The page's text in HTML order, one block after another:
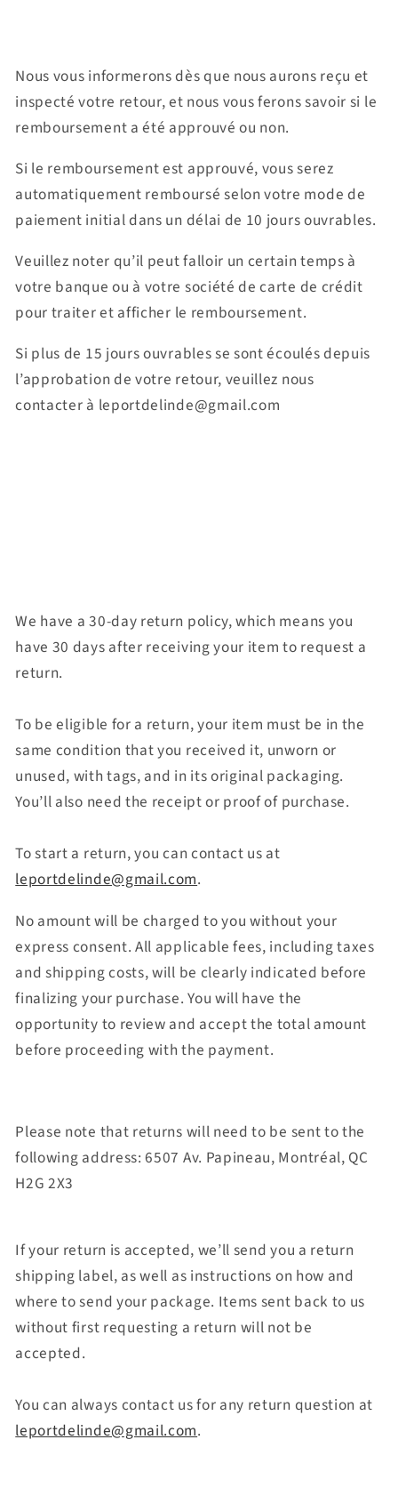
Nous vous informerons dès que nous aurons reçu et
inspecté votre retour, et nous vous ferons savoir si le
remboursement a été approuvé ou non.
Si le remboursement est approuvé, vous serez
automatiquement remboursé selon votre mode de
paiement initial dans un délai de 10 jours ouvrables.
Veuillez noter qu’il peut falloir un certain temps à
votre banque ou à votre société de carte de crédit
pour traiter et afficher le remboursement.
Si plus de 15 jours ouvrables se sont écoulés depuis
l’approbation de votre retour, veuillez nous
contacter à leportdelinde@gmail.com
We have a 30-day return policy, which means you
have 30 days after receiving your item to request a
return.
To be eligible for a return, your item must be in the
same condition that you received it, unworn or
unused, with tags, and in its original packaging.
You’ll also need the receipt or proof of purchase.
To start a return, you can contact us at
leportdelinde@gmail.com.
No amount will be charged to you without your
express consent. All applicable fees, including taxes
and shipping costs, will be clearly indicated before
finalizing your purchase. You will have the
opportunity to review and accept the total amount
before proceeding with the payment.
Please note that returns will need to be sent to the
following address:6507 Av. Papineau, Montréal, QC
H2G 2X3
If your return is accepted, we’ll send you a return
shipping label, as well as instructions on how and
where to send your package. Items sent back to us
without first requesting a return will not be
accepted.
You can always contact us for any return question at
leportdelinde@gmail.com.